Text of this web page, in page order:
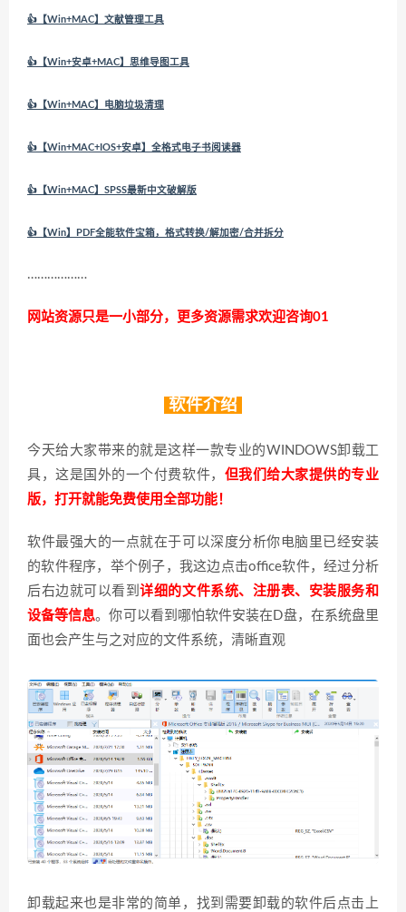
👍【Win+MAC】文献管理工具
👍【Win+安卓+MAC】思维导图工具
👍【Win+MAC】电脑垃圾清理
👍【Win+MAC+IOS+安卓】全格式电子书阅读器
👍【Win+MAC】SPSS最新中文破解版
👍【Win】PDF全能软件宝箱，格式转换/解加密/合并拆分
………………
网站资源只是一小部分，更多资源需求欢迎咨询01
软件介绍
今天给大家带来的就是这样一款专业的WINDOWS卸载工
具，这是国外的一个付费软件， 但我们给大家提供的专业
版，打开就能免费使用全部功能！
软件最强大的一点就在于可以深度分析你电脑里已经安装
的软件程序，举个例子，我这边点击office软件，经过分析
后右边就可以看到详细的文件系统、注册表、安装服务和
设备等信息。你可以看到哪怕软件安装在D盘，在系统盘里
面也会产生与之对应的文件系统，清晰直观
卸载起来也是非常的简单，找到需要卸载的软件后点击上